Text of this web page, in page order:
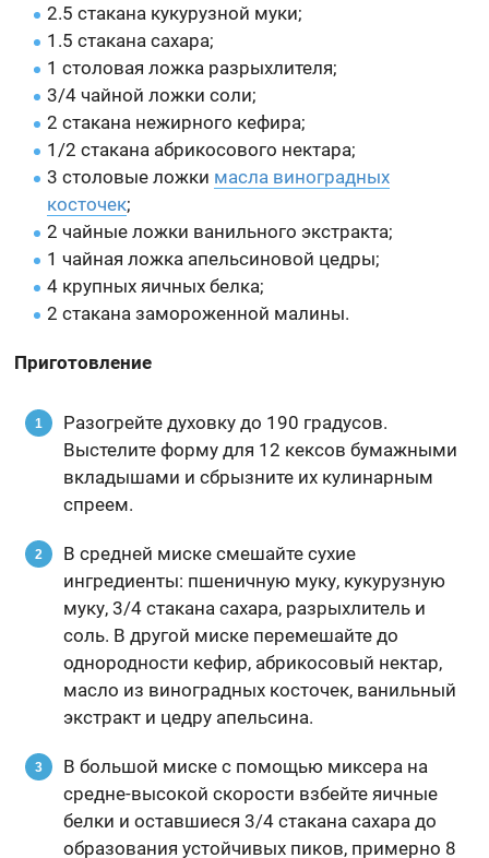
2.5 стакана кукурузной муки;
1.5 стакана сахара;
1 столовая ложка разрыхлителя;
3/4 чайной ложки соли;
2 стакана нежирного кефира;
1/2 стакана абрикосового нектара;
3 столовые ложки масла виноградных
косточек;
2 чайные ложки ванильного экстракта;
1 чайная ложка апельсиновой цедры;
4 крупных яичных белка;
2 стакана замороженной малины.
Приготовление
Разогрейте духовку до 190 градусов.
Выстелите форму для 12 кексов бумажными
вкладышами и сбрызните их кулинарным
спреем.
В средней миске смешайте сухие
ингредиенты: пшеничную муку, кукурузную
муку, 3/4 стакана сахара, разрыхлитель и
соль. В другой миске перемешайте до
однородности кефир, абрикосовый нектар,
масло из виноградных косточек, ванильный
экстракт и цедру апельсина.
В большой миске с помощью миксера на
средне-высокой скорости взбейте яичные
белки и оставшиеся 3/4 стакана сахара до
образования устойчивых пиков, примерно 8